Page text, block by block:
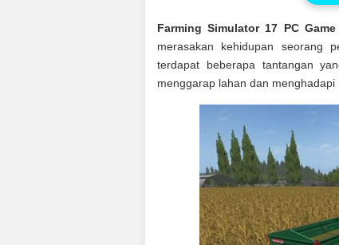
Farming Simulator 17 PC
merasakan kehidupan seorang
terdapat beberapa tantangan
menggarap lahan dan